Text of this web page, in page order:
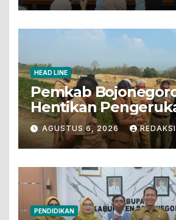
HEAD LINE
Pemkab
Hentikan
Penjualan Tanah
Pertanian
AGUSTUS 6, 2026
PENDIDIKAN